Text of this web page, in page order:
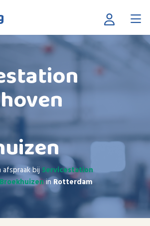
afspraak bij Servicestation
in Rotterdam